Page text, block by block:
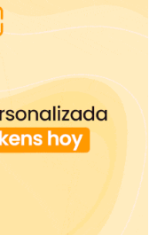
cabello, todo lo
cuidado. Si
tendrás un aroma
el día. Si usas el